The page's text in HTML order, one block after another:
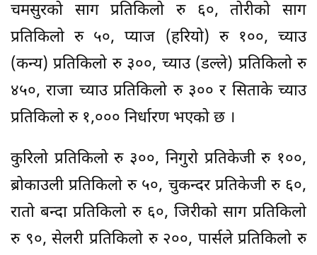
चमसुरको साग प्रतिकिलो रु ६०, तोरीको साग
प्रतिकिलो रु ५०, प्याज (हरियो) रु १००, च्याउ
(कन्य) प्रतिकिलो रु ३००, च्याउ (डल्ले) प्रतिकिलो रु
४५०, राजा च्याउ प्रतिकिलो रु ३०० र सिताके च्याउ
प्रतिकिलो रु १,००० निर्धारण भएको छ ।
कुरिलो प्रतिकिलो रु ३००, निगुरो प्रतिकेजी रु १००,
ब्रोकाउली प्रतिकिलो रु ५०, चुकन्दर प्रतिकेजी रु ६०,
रातो बन्दा प्रतिकिलो रु ६०, जिरीको साग प्रतिकिलो
रु ९०, सेलरी प्रतिकिलो रु २००, पार्सले प्रतिकिलो रु